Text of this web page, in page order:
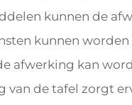
kunnen de
kunnen
afwerking kan
van de tafel zorgt